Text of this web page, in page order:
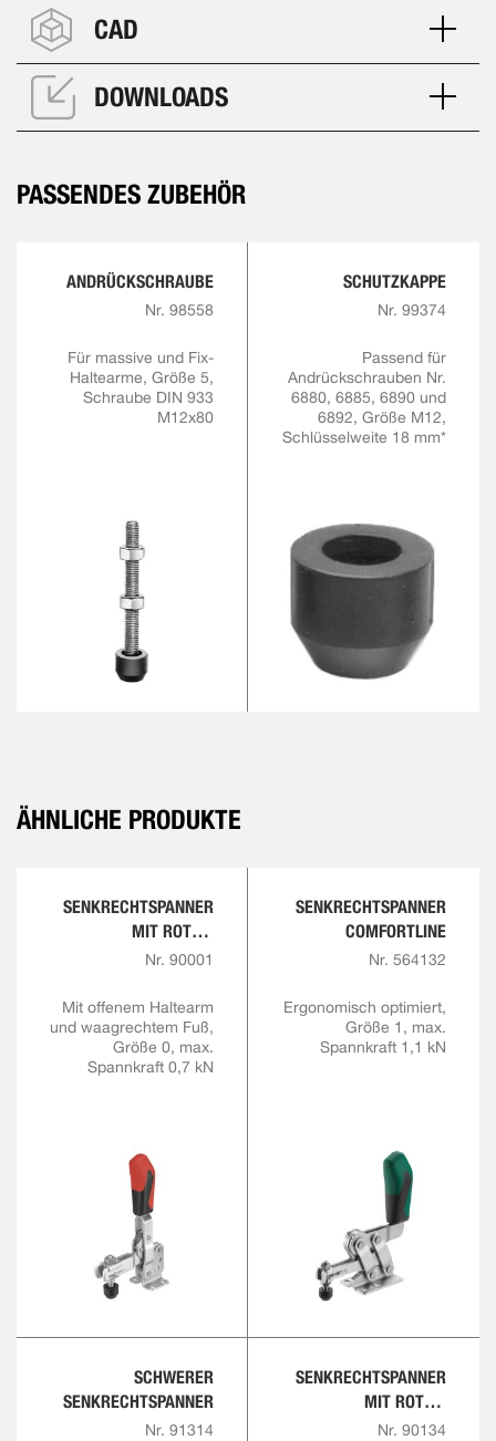
CAD
DOWNLOADS
PASSENDES ZUBEHÖR
ANDRÜCKSCHRAUBE
Nr. 98558
Für massive und Fix-
Haltearme, Größe 5,
Schraube DIN 933
M12x80
SCHUTZKAPPE
Nr. 99374
Passend für
Andrückschrauben Nr.
6880, 6885, 6890 und
6892, Größe M12,
Schlüsselweite 18 mm*
ÄHNLICHE PRODUKTE
SENKRECHTSPANNER
MIT ROTEM
HANDGRIFF
Nr. 90001
Mit offenem Haltearm
und waagrechtem Fuß,
Größe 0, max.
Spannkraft 0,7 kN
SENKRECHTSPANNER
COMFORTLINE
Nr. 564132
Ergonomisch optimiert,
Größe 1, max.
Spannkraft 1,1 kN
SCHWERER
SENKRECHTSPANNER
Nr. 91314
SENKRECHTSPANNER
MIT ROTEM
HANDGRIFF UND
Nr. 90134